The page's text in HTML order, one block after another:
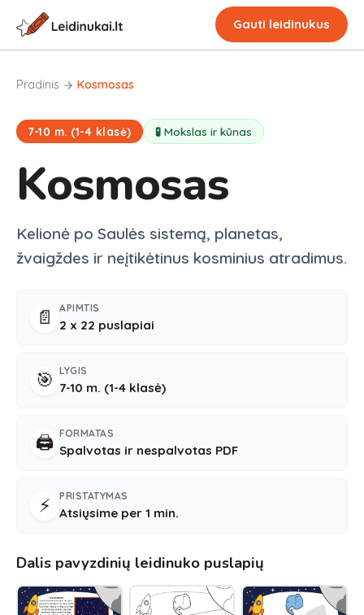
Gauti leidinukus
Pradinis Kosmosas
7-10 m. (1-4 klasė) 🧪 Mokslas ir kūnas
Kosmosas
Kelionė po Saulės sistemą, planetas,
žvaigždes ir neįtikėtinus kosminius atradimus.
📄 APIMTIS
2 x 22 puslapiai
🎯 LYGIS
7-10 m. (1-4 klasė)
🖨️ FORMATAS
Spalvotas ir nespalvotas PDF
⚡ PRISTATYMAS
Atsiųsime per 1 min.
Dalis pavyzdinių leidinuko puslapių